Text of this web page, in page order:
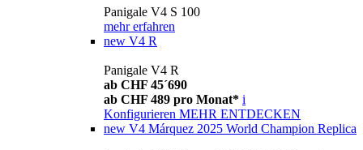
Panigale V4 S 100
mehr erfahren
new V4 R
Panigale V4 R
ab CHF 45´690
ab CHF 489 pro Monat* i
Konfigurieren MEHR ENTDECKEN
new V4 Márquez 2025 World Champion Replica